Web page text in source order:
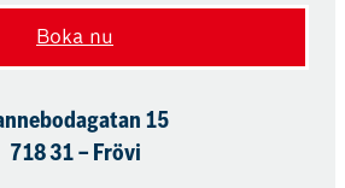
Boka nu
15
718 31 – Frövi